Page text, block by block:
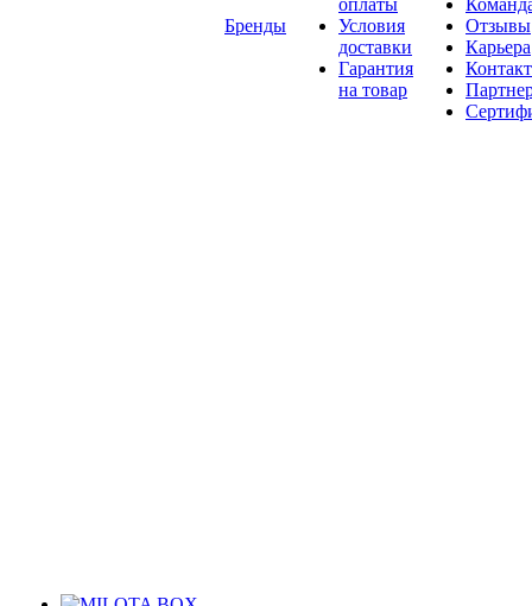
Бренды
оплаты
Условия
доставки
Гарантия
на товар
Отзывы
Карьера